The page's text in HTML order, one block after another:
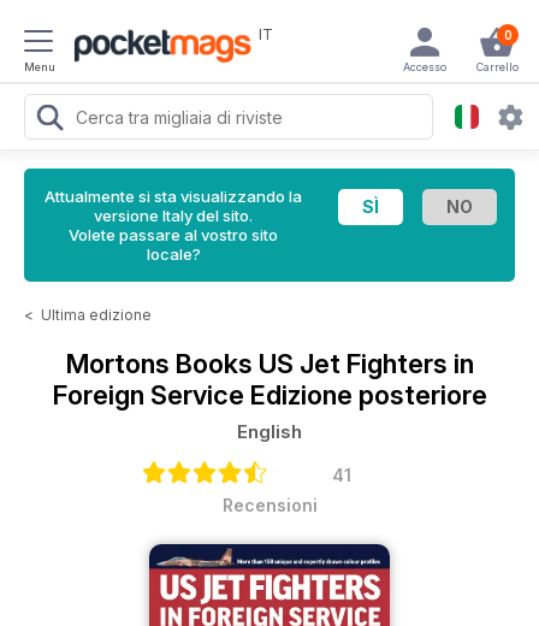
Menu
IT 0
Carrello
Accesso
Attualmente si sta visualizzando la
versione Italy del sito.
Volete passare al vostro sito
locale?
< Ultima edizione
Mortons Books US Jet Fighters in
Foreign Service Edizione posteriore
English
41
Recensioni